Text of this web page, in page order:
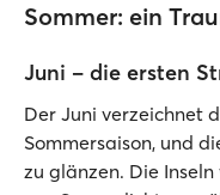
Sommer: ein
Juni – die ersten
Der Juni verzeichnet
Sommersaison, und
zu glänzen. Die